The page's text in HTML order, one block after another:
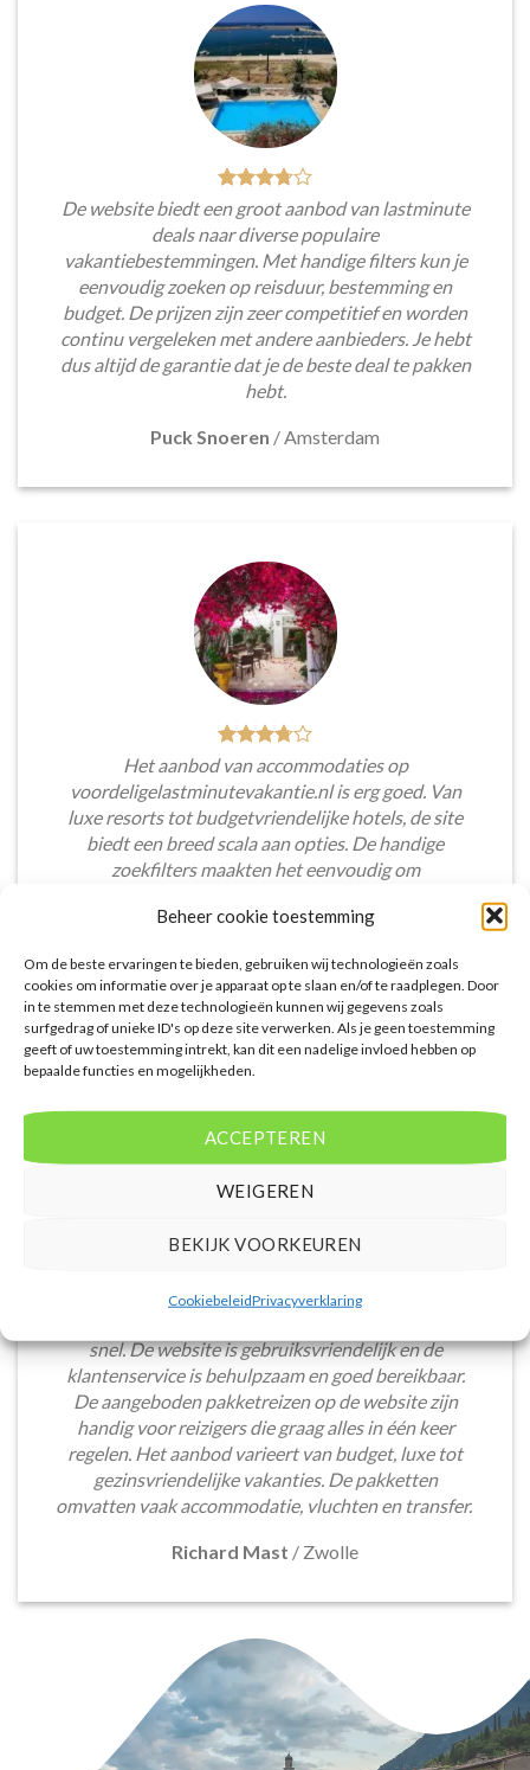
Beheer cookie toestemming
Om de beste ervaringen te bieden, gebruiken wij technologieën zoals
cookies om informatie over je apparaat op te slaan en/of te raadplegen. Door
in te stemmen met deze technologieën kunnen wij gegevens zoals
surfgedrag of unieke ID's op deze site verwerken. Als je geen toestemming
geeft of uw toestemming intrekt, kan dit een nadelige invloed hebben op
bepaalde functies en mogelijkheden.
ACCEPTEREN
WEIGEREN
BEKIJK VOORKEUREN
CookiebeleidPrivacyverklaring
De website biedt een groot aanbod van lastminute
deals naar diverse populaire
vakantiebestemmingen. Met handige filters kun je
eenvoudig zoeken op reisduur, bestemming en
budget. De prijzen zijn zeer competitief en worden
continu vergeleken met andere aanbieders. Je hebt
dus altijd de garantie dat je de beste deal te pakken
hebt.
Puck Snoeren /Amsterdam
Het aanbod van accommodaties op
voordeligelastminutevakantie.nl is erg goed. Van
luxe resorts tot budgetvriendelijke hotels, de site
biedt een breed scala aan opties. De handige
zoekfilters maakten het eenvoudig om
voorkeuren en budget.
Tim Beukers/Tilburg
Het boeken van een lastminute vakantie via
snel. De website is gebruiksvriendelijk en de
klantenservice is behulpzaam en goed bereikbaar.
De aangeboden pakketreizen op de website zijn
handig voor reizigers die graag alles in één keer
regelen. Het aanbod varieert van budget, luxe tot
gezinsvriendelijke vakanties. De pakketten
omvatten vaak accommodatie, vluchten en transfer.
Richard Mast / Zwolle